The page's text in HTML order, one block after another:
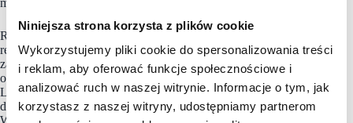
Niniejsza strona korzysta z plików cookie
Wykorzystujemy pliki cookie do spersonalizowania treści
i reklam, aby oferować funkcje społecznościowe i
analizować ruch w naszej witrynie. Informacje o tym, jak
korzystasz z naszej witryny, udostępniamy partnerom
Równolegle do prac budowlanych spółka rozpoczęła działania
rekrutacyjne. W ramach pierwszej fazy zaplanowane jest
zatrudnienie pracowników m.in. na stanowiska brygadzistów,
operatorów systemów magazynowych i elektromechaników.
LPP prowadzi również nabór dla analityków oraz specjalistów
ds. kontroli jakości, logistyki, dokumentacji i bezpieczeństwa.
Wszystkie informacje o aktualnie prowadzonych rekrutacjach